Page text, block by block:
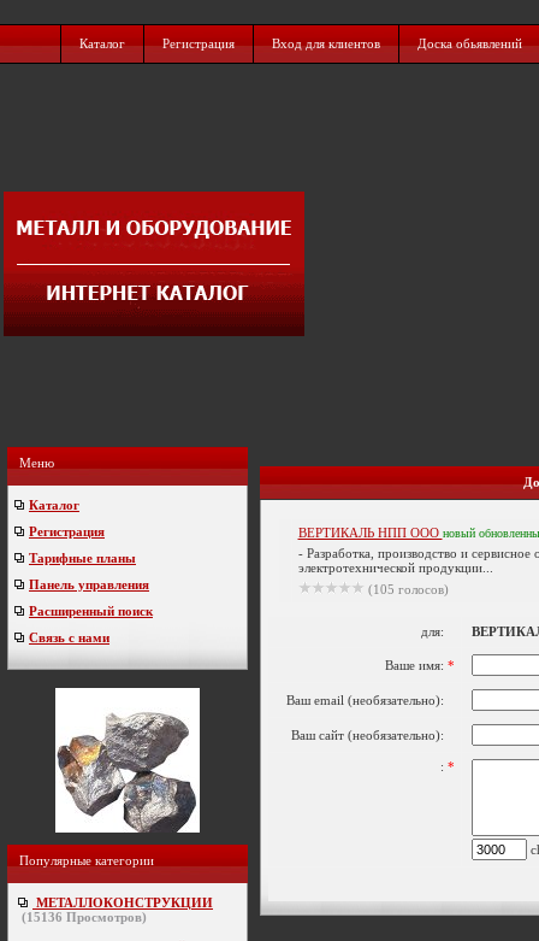
Каталог Регистрация Вход для клиентов Доска обьявлений
Меню
Каталог
Регистрация
Тарифные планы
Панель управления
Расширенный поиск
Связь с нами
Популярные категории
МЕТАЛЛОКОНСТРУКЦИИ
(15136 Просмотров)
ВЕРТИКАЛЬ НПП ООО новый
- Разработка, производство и сервисное
электротехнической продукции...
(105 голосов)
для:
Ваше имя: *
Ваш email (необязательно):
Ваш сайт (необязательно):
: *